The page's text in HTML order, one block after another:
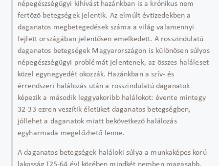
népegészségügyi kihívást hazánkban is a krónikus nem
fertőző betegségek jelentik. Az elmúlt évtizedekben a
daganatos megbetegedések száma a világ valamennyi
fejlett országában jelentősen emelkedett. A rosszindulatú
daganatos betegségek Magyarországon is különösen súlyos
népegészségügyi problémát jelentenek, az összes haláleset
közel egynegyedét okozzák. Hazánkban a szív- és
érrendszeri halálozás után a rosszindulatú daganatok
képezik a második leggyakoribb halálokot: évente mintegy
32-33 ezren veszítik életüket daganatos betegségben,
jóllehet a daganatok miatt bekövetkező halálozás
egyharmada megelőzhető lenne.
A daganatos betegségek haláloki súlya a munkaképes korú